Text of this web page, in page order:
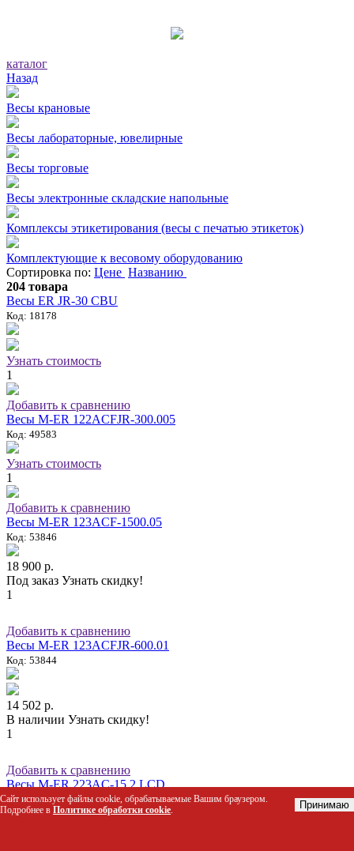
каталог
Назад
Весы крановые
Весы лабораторные, ювелирные
Весы торговые
Весы электронные складские напольные
Комплексы этикетирования (весы с печатью этикеток)
Комплектующие к весовому оборудованию
Сортировка по: Цене Названию
204 товара
Весы ER JR-30 CBU
Код: 18178
Узнать стоимость
1
Добавить к сравнению
Весы M-ER 122АCFJR-300.005
Код: 49583
Узнать стоимость
1
Добавить к сравнению
Весы M-ER 123АCF-1500.05
Код: 53846
18 900 р.
Под заказ Узнать скидку!
1
Добавить к сравнению
Весы M-ER 123АCFJR-600.01
Код: 53844
14 502 р.
В наличии Узнать скидку!
1
Добавить к сравнению
Весы M-ER 223AC-15.2 LCD
Код: 55286
Сайт использует файлы cookie, обрабатываемые Вашим браузером.
Подробнее в Политике обработки cookie. Принимаю